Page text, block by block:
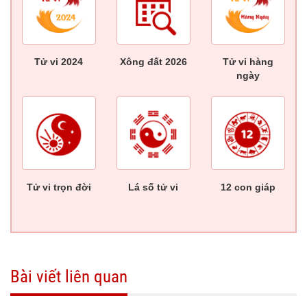
Tử vi 2024 Xông đất 2026
Tử vi hàng
ngày
Tử vi trọn đời Lá số tử vi 12 con giáp
Bài viết liên quan